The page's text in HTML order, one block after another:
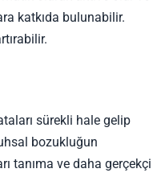
katkıda bulunabilir.
sürekli hale gelip
bozukluğun
tanıma ve daha gerçekçi